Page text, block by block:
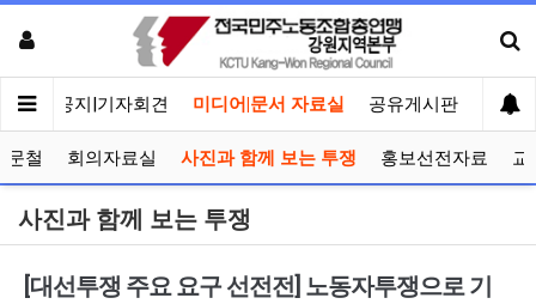
인 공지|기자회견 미디어|문서 자료실 공유게시판 선거
문철 회의자료실 사진과 함께 보는 투쟁 홍보선전자료 교
사진과 함께 보는 투쟁
[대선투쟁 주요 요구 선전전] 노동자투쟁으로 기